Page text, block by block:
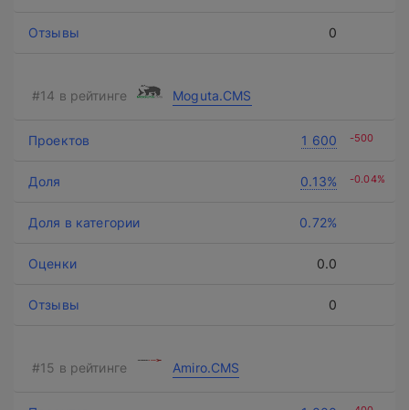
0
Moguta.CMS
1 600 -500
0.13% -0.04%
0.72%
0.0
0
Amiro.CMS